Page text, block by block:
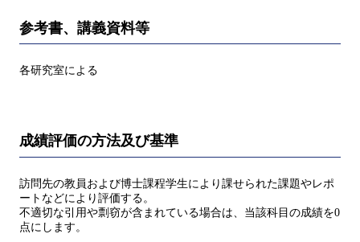
参考書、講義資料等
各研究室による
成績評価の方法及び基準
訪問先の教員および博士課程学生により課せられた課題やレポ
ートなどにより評価する。
不適切な引用や剽窃が含まれている場合は、当該科目の成績を0
点にします。